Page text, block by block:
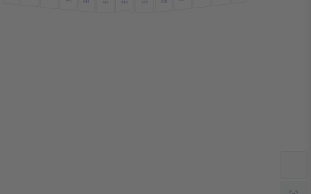
642 640
641